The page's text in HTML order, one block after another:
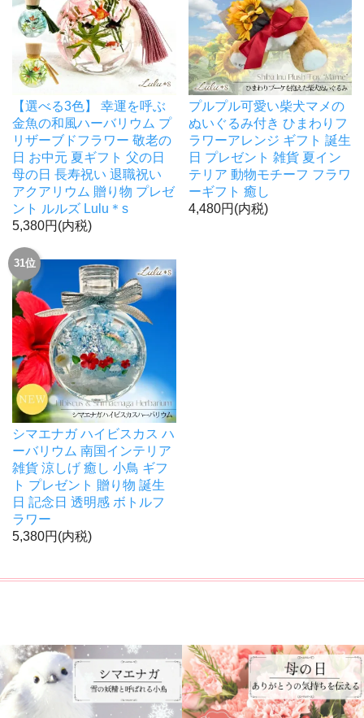
【選べる3色】 幸運を呼ぶ
金魚の和風ハーバリウム プ
リザーブドフラワー 敬老の
日 お中元 夏ギフト 父の日
母の日 長寿祝い 退職祝い
アクアリウム 贈り物 プレゼ
ント ルルズ Lulu＊s
5,380円(内税)
プルプル可愛い柴犬マメの
ぬいぐるみ付き ひまわりフ
ラワーアレンジ ギフト 誕生
日 プレゼント 雑貨 夏イン
テリア 動物モチーフ フラワ
ーギフト 癒し
4,480円(内税)
31位
シマエナガ ハイビスカス ハ
ーバリウム 南国インテリア
雑貨 涼しげ 癒し 小鳥 ギフ
ト プレゼント 贈り物 誕生
日 記念日 透明感 ボトルフ
ラワー
5,380円(内税)